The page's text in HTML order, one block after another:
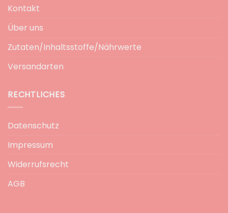
Kontakt
Über uns
Zutaten/Inhaltsstoffe/Nährwerte
Versandarten
RECHTLICHES
Datenschutz
Impressum
Widerrufsrecht
AGB